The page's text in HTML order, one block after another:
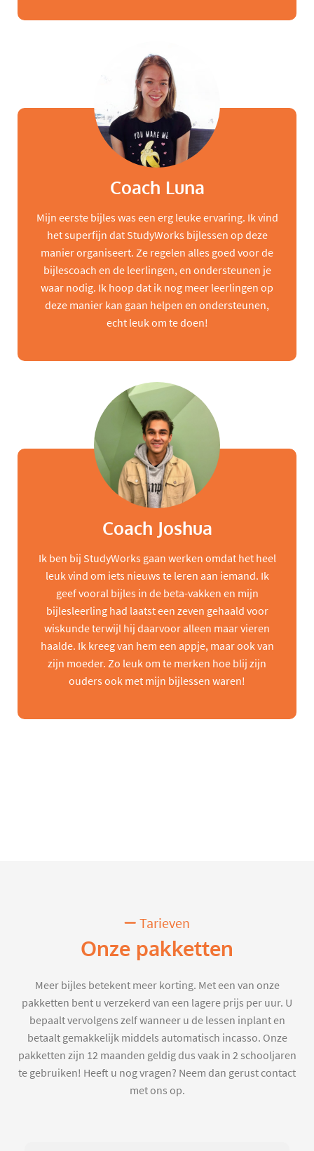
Coach Luna
Mijn eerste bijles was een erg leuke ervaring. Ik vind
het superfijn dat StudyWorks bijlessen op deze
manier organiseert. Ze regelen alles goed voor de
bijlescoach en de leerlingen, en ondersteunen je
waar nodig. Ik hoop dat ik nog meer leerlingen op
deze manier kan gaan helpen en ondersteunen,
echt leuk om te doen!
Coach Joshua
Ik ben bij StudyWorks gaan werken omdat het heel
leuk vind om iets nieuws te leren aan iemand. Ik
geef vooral bijles in de beta-vakken en mijn
bijlesleerling had laatst een zeven gehaald voor
wiskunde terwijl hij daarvoor alleen maar vieren
haalde. Ik kreeg van hem een appje, maar ook van
zijn moeder. Zo leuk om te merken hoe blij zijn
ouders ook met mijn bijlessen waren!
Tarieven
Onze pakketten
Meer bijles betekent meer korting. Met een van onze
pakketten bent u verzekerd van een lagere prijs per uur. U
bepaalt vervolgens zelf wanneer u de lessen inplant en
betaalt gemakkelijk middels automatisch incasso. Onze
pakketten zijn 12 maanden geldig dus vaak in 2 schooljaren
te gebruiken! Heeft u nog vragen? Neem dan gerust contact
met ons op.